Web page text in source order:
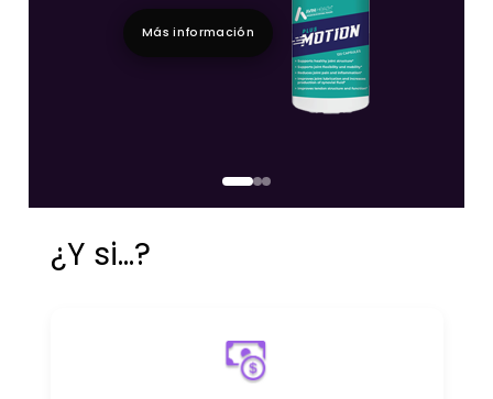
Más información
¿Y si...?